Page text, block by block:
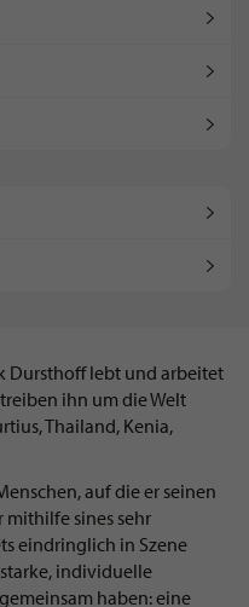
Dursthoff lebt und arbeitet
treiben ihn um die Welt
Thailand, Kenia,
auf die er seinen
sines sehr
eindringlich in Szene
individuelle
haben: eine